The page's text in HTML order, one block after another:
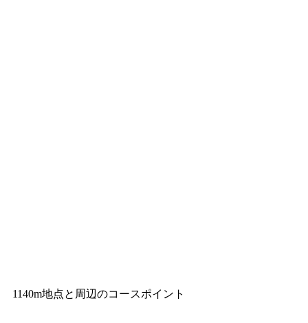
1140m地点と周辺のコースポイント